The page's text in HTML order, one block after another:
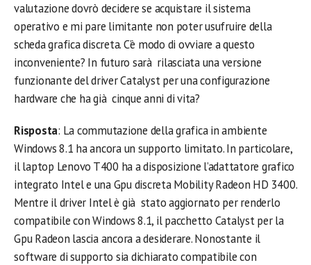
valutazione dovrò decidere se acquistare il sistema
operativo e mi pare limitante non poter usufruire della
scheda grafica discreta. C’è modo di ovviare a questo
inconveniente? In futuro sarà rilasciata una versione
funzionante del driver Catalyst per una configurazione
hardware che ha già cinque anni di vita?
Risposta: La commutazione della grafica in ambiente
Windows 8.1 ha ancora un supporto limitato. In particolare,
il laptop Lenovo T400 ha a disposizione l’adattatore grafico
integrato Intel e una Gpu discreta Mobility Radeon HD 3400.
Mentre il driver Intel è già stato aggiornato per renderlo
compatibile con Windows 8.1, il pacchetto Catalyst per la
Gpu Radeon lascia ancora a desiderare. Nonostante il
software di supporto sia dichiarato compatibile con